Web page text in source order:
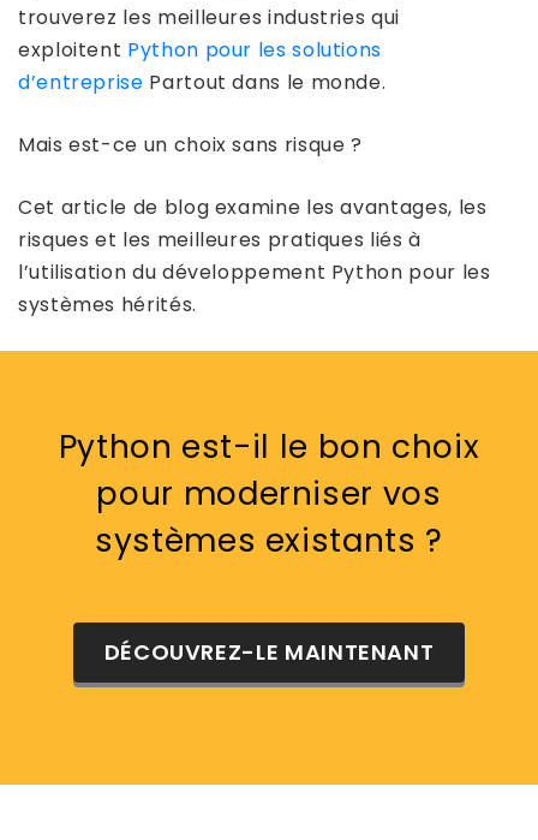
trouverez les meilleures industries qui
exploitent Python pour les solutions
d’entreprise Partout dans le monde.
Mais est-ce un choix sans risque ?
Cet article de blog examine les avantages, les
risques et les meilleures pratiques liés à
l’utilisation du développement Python pour les
systèmes hérités.
Python est-il le bon choix
pour moderniser vos
systèmes existants ?
DÉCOUVREZ-LE MAINTENANT